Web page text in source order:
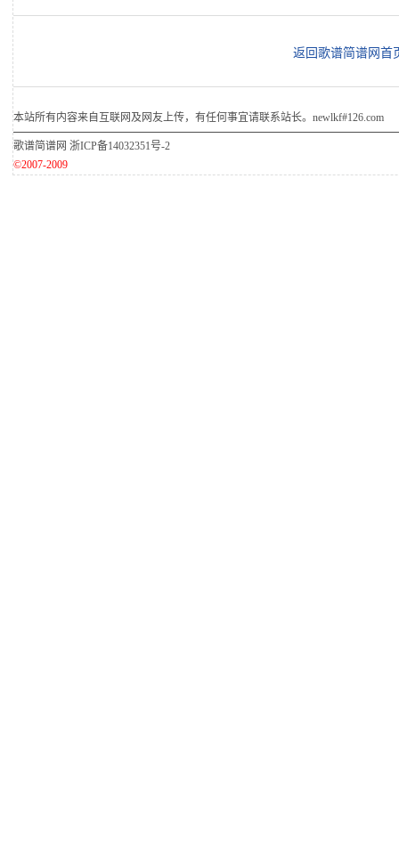
返回歌谱简谱网首
本站所有内容来自互联网及网友上传，有任何事宜请联系站长。newlkf#126.com
歌谱简谱网 浙ICP备14032351号-2
©2007-2009